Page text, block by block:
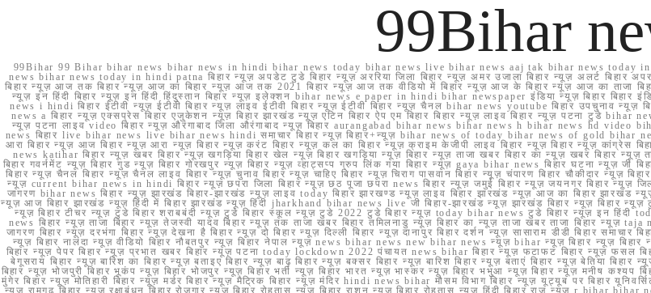
99Bihar
99Bihar 99 Bihar bihar news bihar news in hindi bihar news today bihar news live bihar news aaj tak bihar news today
news bihar news today in hindi patna बिहार न्यूज़ अपडेट टुडे बिहार न्यूज़ अररिया जिला बिहार न्यूज़ अमर उजाला बिहार न्यूज़ अलर्ट
बिहार न्यूज़ आज तक बिहार न्यूज़ आज का बिहार न्यूज़ आज तक 2021 बिहार न्यूज़ आज तक वीडियो में बिहार न्यूज़ आज के बिहार न्यूज़ आज का ताजा
न्यूज़ इन हिंदी बिहार न्यूज़ इन हिंदी हिंदुस्तान बिहार न्यूज़ इलेक्शन bihar news e paper in hindi bihar newspaper इंडिया न्यूज़ बिहार बिहार
news i hindi बिहार ईटीवी न्यूज़ ईटीवी बिहार न्यूज़ लाइव ईटीवी बिहार न्यूज़ ईटीवी बिहार न्यूज़ चैनल bihar news youtube बिहार उपचुनाव न्यूज़
news a बिहार न्यूज़ एक्सप्रेस बिहार एजुकेशन न्यूज़ बिहार झारखंड न्यूज़ एटिन बिहार ऐप एम बिहार बिहार न्यूज़ लाइव बिहार न्यूज़ पटना टुडे bihar
न्यूज़ पटना लाइव video बिहार न्यूज़ औरंगाबाद जिला औरंगाबाद न्यूज़ बिहार aurangabad bihar news bihar news h bihar news hd
news बिहार live bihar news live bihar news hindi समाचार बिहार न्यूज़ बिहार+न्यूज़ bihar news of today bihar news of gold
आरा बिहार न्यूज़ आज बिहार न्यूज़ आरा न्यूज़ बिहार न्यूज़ करंट बिहार न्यूज़ कल का बिहार न्यूज़ क्राइम केजीपी लाइव बिहार न्यूज़ बिहार न्यूज़ कांग्रेस
news katihar बिहार न्यूज़ खबर बिहार न्यूज़ खगड़िया बिहार खेल न्यूज़ बिहार खगड़िया न्यूज़ बिहार न्यूज़ ताजा खबर बिहार का न्यूज़ खबर बिहार न्यूज़
बिहार गवर्नमेंट न्यूज़ बिहार गुड न्यूज़ बिहार गोरखपुर न्यूज़ बिहार न्यूज़ व्हाट्सप्प ग्रुप लिंक गया बिहार न्यूज़ gaya bihar news बिहार घटना न्यूज़
बिहार न्यूज़ चैनल बिहार न्यूज़ चैनल लाइव बिहार न्यूज़ चुनाव बिहार न्यूज़ चाहिए बिहार न्यूज़ चिराग पासवान बिहार न्यूज़ चंपारण बिहार चौकीदार न्यूज़
न्यूज़ current bihar news in hindi बिहार न्यूज़ छपरा जिला बिहार न्यूज़ छठ पूजा छपरा news बिहार न्यूज़ जमुई बिहार न्यूज़ जयनगर बिहार न्यूज़
जागरण bihar news बिहार न्यूज़ झारखंड बिहार-झारखंड न्यूज़ लाइव today बिहार झारखण्ड न्यूज़ लाइव बिहार झारखंड न्यूज़ आज का बिहार झारखंड
न्यूज़ आज बिहार झारखंड न्यूज़ हिंदी में बिहार झारखंड न्यूज़ हिंदी jharkhand bihar news live जी बिहार-झारखंड न्यूज़ झारखंड बिहार न्यूज़ बिहार न्यूज़
न्यूज़ बिहार टीचर न्यूज़ टुडे बिहार शराबबंदी न्यूज़ टुडे बिहार स्कूल न्यूज़ टुडे 2022 टुडे बिहार न्यूज़ today bihar news टुडे बिहार न्यूज़ इन
news बिहार न्यूज़ ताजा बिहार न्यूज़ तेजस्वी यादव बिहार न्यूज़ तक ताजा खबर बिहार तमिलनाडु न्यूज़ बिहार का न्यूज़ ताजा खबर ताजा बिहार न्यूज़ taja
जागरण बिहार न्यूज़ दरभंगा बिहार न्यूज़ देखना है बिहार न्यूज़ दो बिहार न्यूज़ दिल्ली बिहार न्यूज़ दानापुर बिहार दर्शन न्यूज़ सासाराम डीडी बिहार समाचार
न्यूज़ बिहार नालंदा न्यूज़ वीडियो बिहार नौबतपुर न्यूज़ बिहार नेपाल न्यूज़ news bihar news new bihar news न्यूज़ bihar न्यूज़ बिहार न्यूज़
बिहार न्यूज़ पेपर बिहार न्यूज़ प्रभात खबर बिहार न्यूज़ पटना today lockdown 2022 पंचायत news bihar बिहार न्यूज़ फटाफट बिहार न्यूज़ फसल
बेगूसराय बिहार न्यूज़ बारिश का बिहार न्यूज़ बताइए बिहार न्यूज़ बाढ़ बिहार न्यूज़ बक्सर बिहार न्यूज़ बारिश बिहार न्यूज़ बताएं बिहार न्यूज़ बेतिया
बिहार न्यूज़ भोजपुरी बिहार भूकंप न्यूज़ बिहार भोजपुर न्यूज़ बिहार भर्ती न्यूज़ बिहार भारत न्यूज़ भास्कर न्यूज़ बिहार भभुआ न्यूज़ बिहार न्यूज़ मनीष कश्यप
मुंगेर बिहार न्यूज़ मोतिहारी बिहार न्यूज़ मर्डर बिहार न्यूज़ मैट्रिक बिहार न्यूज़ मंदिर hindi news bihar मौसम विभाग बिहार न्यूज़ यूट्यूब पर बिहार
न्यूज़ रामगढ़ बिहार न्यूज़ रक्षाबंधन बिहार रोजगार न्यूज़ बिहार रोहतास न्यूज़ बिहार राशन न्यूज़ बिहार रोहतास न्यूज़ हिंदी बिहार राज न्यूज़ r bihar